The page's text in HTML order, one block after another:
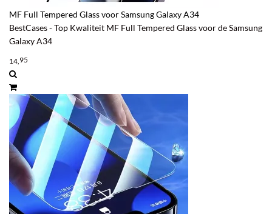
MF Full Tempered Glass voor Samsung Galaxy A34
BestCases - Top Kwaliteit MF Full Tempered Glass voor de Samsung
Galaxy A34
14,95